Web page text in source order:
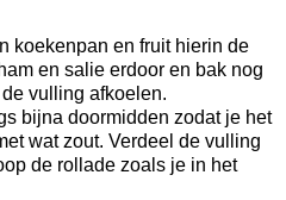
koekenpan en fruit hierin de
en salie erdoor en bak nog
vulling afkoelen.
bijna doormidden zodat je het
wat zout. Verdeel de vulling
de rollade zoals je in het